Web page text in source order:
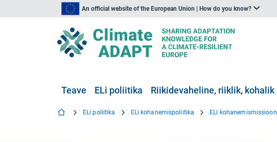
An official website of the European Union | How do you know?
Teave ELi poliitika Riikidevaheline, riiklik, kohalik
ELi poliitika ELi kohanemispoliitika ELi kohanemismissioon